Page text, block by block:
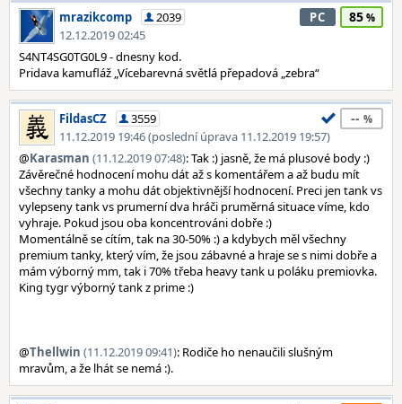
mrazikcomp
2039
12.12.2019 02:45
PC 85
S4NT4SG0TG0L9 - dnesny kod.
Pridava kamufláž „Vícebarevná světlá přepadová „zebra“
FildasCZ
3559
11.12.2019 19:46 (poslední úprava 11.12.2019 19:57)
--
@Karasman (11.12.2019 07:48): Tak :) jasně, že má plusové body :)
Závěrečné hodnocení mohu dát až s komentářem a až budu mít
všechny tanky a mohu dát objektivnější hodnocení. Preci jen tank vs
vylepseny tank vs prumerní dva hráči pruměrná situace víme, kdo
vyhraje. Pokud jsou oba koncentrováni dobře :)
Momentálně se cítím, tak na 30-50% :) a kdybych měl všechny
premium tanky, který vím, že jsou zábavné a hraje se s nimi dobře a
mám výborný mm, tak i 70% třeba heavy tank u poláku premiovka.
King tygr výborný tank z prime :)
@Thellwin (11.12.2019 09:41): Rodiče ho nenaučili slušným
mravům, a že lhát se nemá :).